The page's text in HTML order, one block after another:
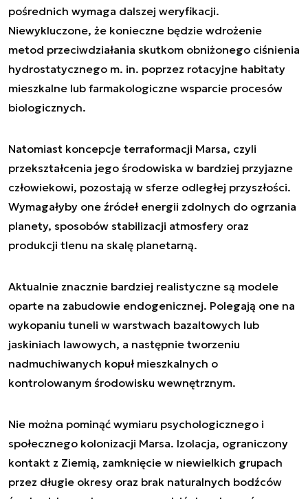
pośrednich wymaga dalszej weryfikacji.
Niewykluczone, że konieczne będzie wdrożenie
metod przeciwdziałania skutkom obniżonego ciśnienia
hydrostatycznego m. in. poprzez rotacyjne habitaty
mieszkalne lub farmakologiczne wsparcie procesów
biologicznych.
Natomiast koncepcje terraformacji Marsa, czyli
przekształcenia jego środowiska w bardziej przyjazne
człowiekowi, pozostają w sferze odległej przyszłości.
Wymagałyby one źródeł energii zdolnych do ogrzania
planety, sposobów stabilizacji atmosfery oraz
produkcji tlenu na skalę planetarną.
Aktualnie znacznie bardziej realistyczne są modele
oparte na zabudowie endogenicznej. Polegają one na
wykopaniu tuneli w warstwach bazaltowych lub
jaskiniach lawowych, a następnie tworzeniu
nadmuchiwanych kopuł mieszkalnych o
kontrolowanym środowisku wewnętrznym.
Nie można pominąć wymiaru psychologicznego i
społecznego kolonizacji Marsa. Izolacja, ograniczony
kontakt z Ziemią, zamknięcie w niewielkich grupach
przez długie okresy oraz brak naturalnych bodźców